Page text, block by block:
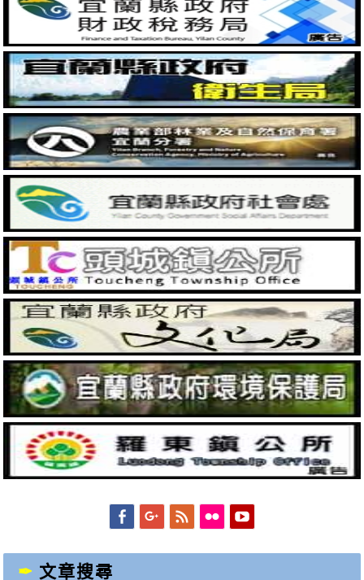
FacebookGoogleplus
Feed Flickr
文章搜尋